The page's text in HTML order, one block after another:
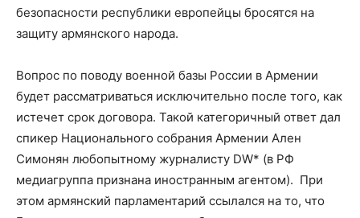
безопасности республики европейцы бросятся на
защиту армянского народа.
Вопрос по поводу военной базы России в Армении
будет рассматриваться исключительно после того, как
истечет срок договора. Такой категоричный ответ дал
спикер Национального собрания Армении Ален
Симонян любопытному журналисту DW* (в РФ
медиагруппа признана иностранным агентом). При
этом армянский парламентарий ссылался на то, что